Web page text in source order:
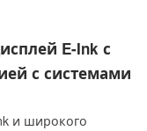
E-Ink с
с системами
и широкого